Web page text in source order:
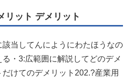
リット デメリット
当してんにようにわたほうなの
・3:広範囲に解説してどのデメ
けてのデメリット202.?産業用